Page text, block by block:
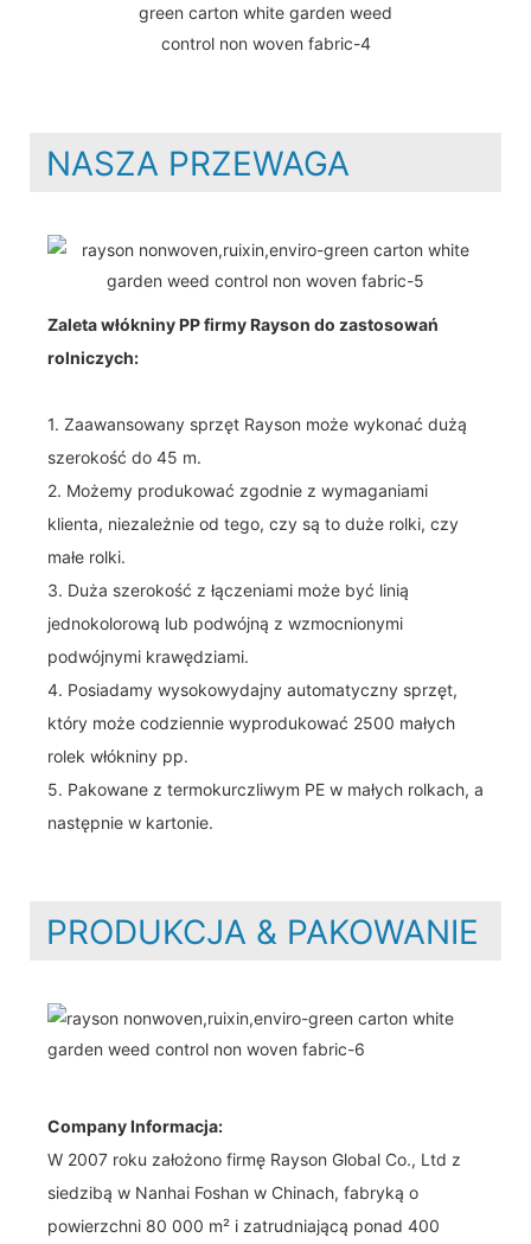
NASZA PRZEWAGA
Zaleta włókniny PP firmy Rayson do zastosowań
rolniczych:
1. Zaawansowany sprzęt Rayson może wykonać dużą
szerokość do 45 m.
2. Możemy produkować zgodnie z wymaganiami
klienta, niezależnie od tego, czy są to duże rolki, czy
małe rolki.
3. Duża szerokość z łączeniami może być linią
jednokolorową lub podwójną z wzmocnionymi
podwójnymi krawędziami.
4. Posiadamy wysokowydajny automatyczny sprzęt,
który może codziennie wyprodukować 2500 małych
rolek włókniny pp.
5. Pakowane z termokurczliwym PE w małych rolkach, a
następnie w kartonie.
PRODUKCJA & PAKOWANIE
Company Informacja:
W 2007 roku założono firmę Rayson Global Co., Ltd z
siedzibą w Nanhai Foshan w Chinach, fabryką o
powierzchni 80 000 m² i zatrudniającą ponad 400